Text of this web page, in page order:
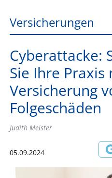
Versicherungen
Cyberattacke:
Sie Ihre
Versicherung
Folgeschäden
Judith Meister
05.09.2024